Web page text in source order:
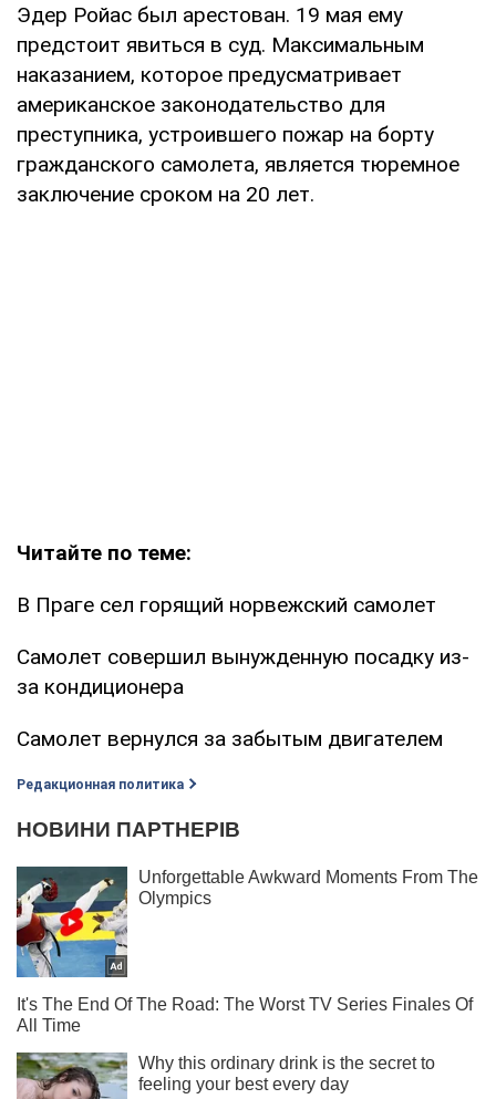
Эдер Ройас был арестован. 19 мая ему
предстоит явиться в суд. Максимальным
наказанием, которое предусматривает
американское законодательство для
преступника, устроившего пожар на борту
гражданского самолета, является тюремное
заключение сроком на 20 лет.
Читайте по теме:
В Праге сел горящий норвежский самолет
Самолет совершил вынужденную посадку из-
за кондиционера
Самолет вернулся за забытым двигателем
Редакционная политика